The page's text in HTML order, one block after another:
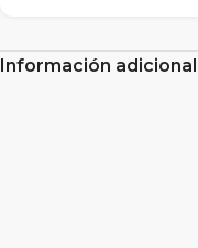
Información adicional